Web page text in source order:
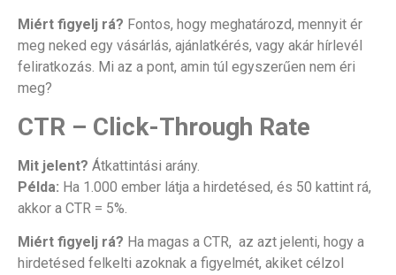
Miért figyelj rá? Fontos, hogy meghatározd, mennyit ér
meg neked egy vásárlás, ajánlatkérés, vagy akár hírlevél
feliratkozás. Mi az a pont, amin túl egyszerűen nem éri
meg?
CTR – Click-Through Rate
Mit jelent? Átkattintási arány.
Példa: Ha 1.000 ember látja a hirdetésed, és 50 kattint rá,
akkor a CTR = 5%.
Miért figyelj rá? Ha magas a CTR, az azt jelenti, hogy a
hirdetésed felkelti azoknak a figyelmét, akiket célzol